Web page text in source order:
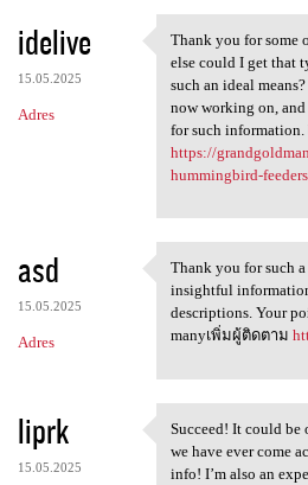
idelive
15.05.2025
Adres
Thank you for
Thank you for some
else could I get that
such an ideal
now working on,
for such information.
https://
hummingbird-feeders
asd
15.05.2025
Adres
Thank you for
Thank you for such
insightful
descriptions. Your
manyเพิ่มผู้ติดตาม
liprk
15.05.2025
Succeed! It
Succeed! It could be
we have ever come
info! I’m also an